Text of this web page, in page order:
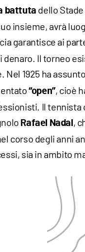
battuta dello Stade
insieme, avrà
garantisce ai
denaro. Il torneo
Nel 1925 ha
“open”, cioè
Il tennista
Rafael Nadal ,
corso degli anni
sia in ambito